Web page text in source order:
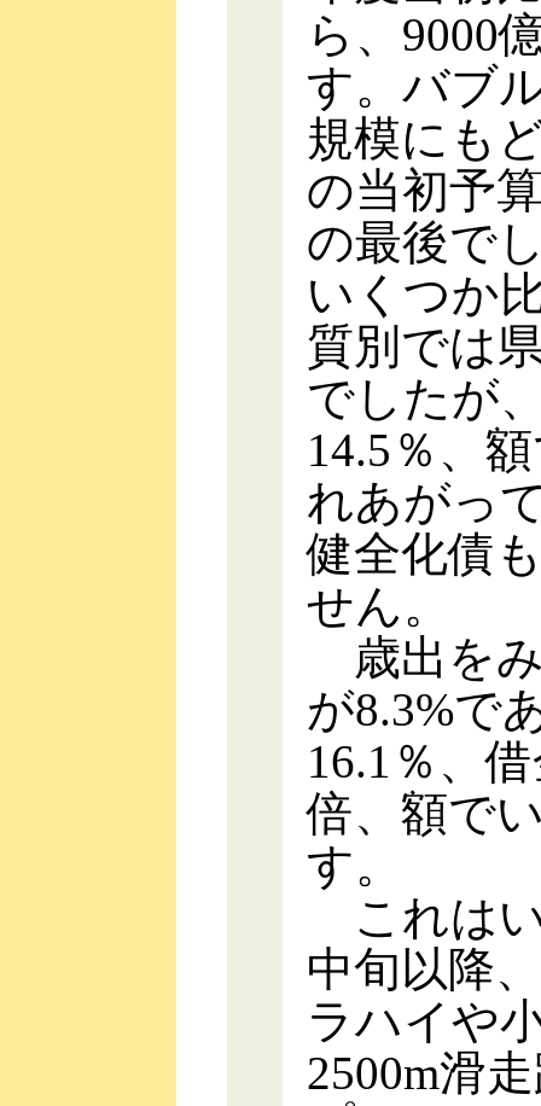
ら、9000
す。バブ
規模にも
の当初予
の最後で
いくつか
質別では
でしたが
14.5％、
れあがっ
健全化債
せん。
歳出を
が8.3%で
16.1％、
倍、額で
す。
これは
中旬以降
ラハイや
2500m滑